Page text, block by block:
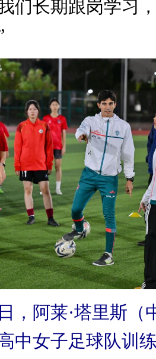
们长期跟岗学习
，阿莱·塔里斯（
中女子足球队训